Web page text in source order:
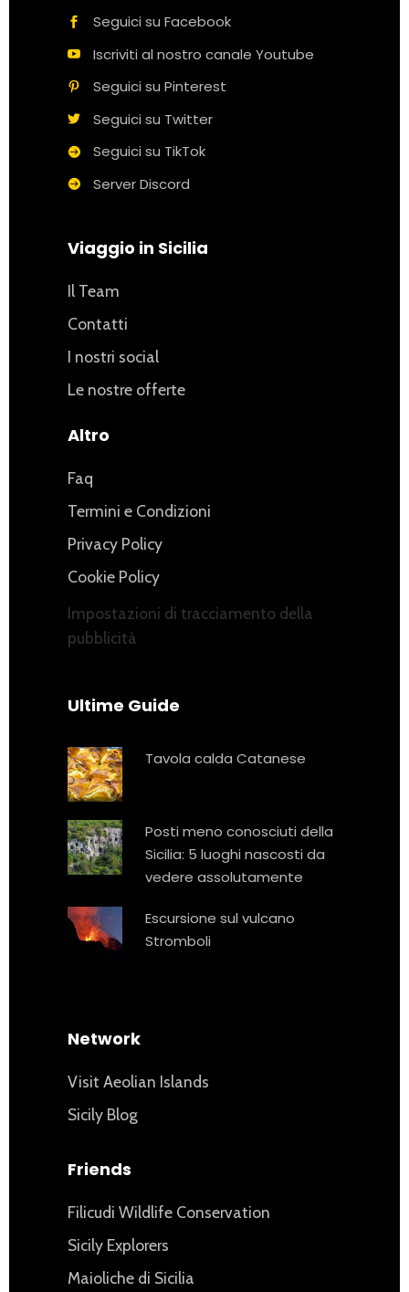
Seguici su Facebook
Iscriviti al nostro canale Youtube
Seguici su Pinterest
Seguici su Twitter
Seguici su TikTok
Server Discord
Viaggio in Sicilia
Il Team
Contatti
I nostri social
Le nostre offerte
Altro
Faq
Termini e Condizioni
Privacy Policy
Cookie Policy
Impostazioni di tracciamento della
pubblicità
Ultime Guide
Tavola calda Catanese
Posti meno conosciuti della
Sicilia: 5 luoghi nascosti da
vedere assolutamente
Escursione sul vulcano
Stromboli
Network
Visit Aeolian Islands
Sicily Blog
Friends
Filicudi Wildlife Conservation
Sicily Explorers
Maioliche di Sicilia